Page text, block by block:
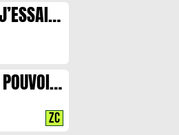
et une
ZC